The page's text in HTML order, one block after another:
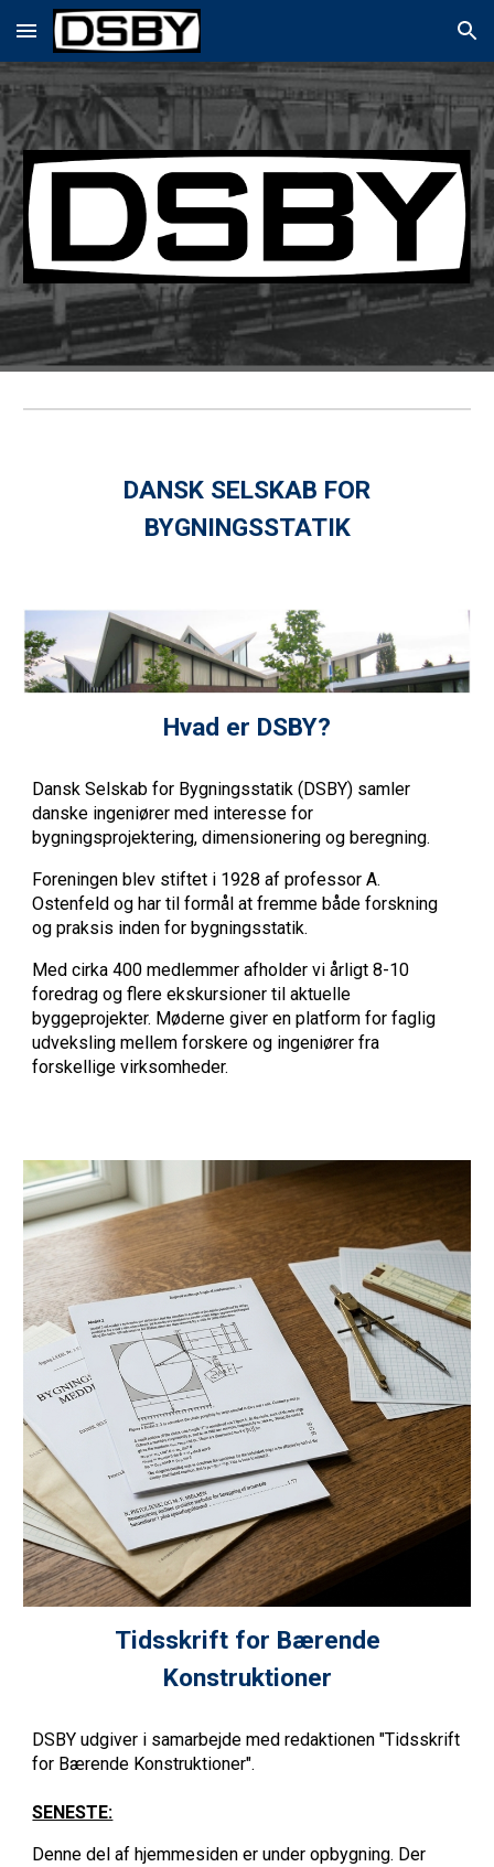
Skip to main content Skip to navigation
DANSK SELSKAB FOR
BYGNINGSSTATIK
Hvad er DSBY?
Dansk Selskab for Bygningsstatik (DSBY) samler
danske ingeniører med interesse for
bygningsprojektering, dimensionering og beregning.
Foreningen blev stiftet i 1928 af professor A.
Ostenfeld og har til formål at fremme både forskning
og praksis inden for bygningsstatik.
Med cirka 400 medlemmer afholder vi årligt 8-10
foredrag og flere ekskursioner til aktuelle
byggeprojekter. Møderne giver en platform for faglig
udveksling mellem forskere og ingeniører fra
forskellige virksomheder.
Tidsskrift for Bærende
Konstruktioner
DSBY udgiver i samarbejde med redaktionen "Tidsskrift
for Bærende Konstruktioner".
SENESTE:
Denne del af hjemmesiden er under opbygning. Der